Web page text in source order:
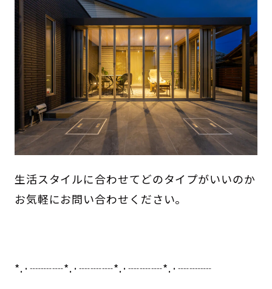
生活スタイルに合わせてどのタイプがいいのか
お気軽にお問い合わせください。
*.·┈┈┈*.·┈┈┈*.·┈┈┈*.·┈┈┈